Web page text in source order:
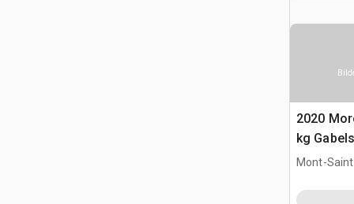
2020
kg
Mont-